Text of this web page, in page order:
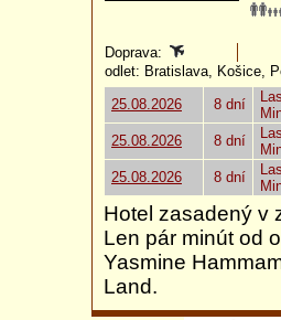
Doprava:
odlet: Bratislava, Košice,
25.08.2026
8 dní
25.08.2026
8 dní
25.08.2026
8 dní
Hotel zasadený v
Len pár minút od
Yasmine
Land.